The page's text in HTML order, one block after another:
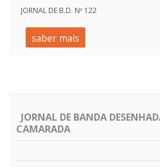
JORNAL DE B.D. Nº 122
saber mais
JORNAL DE BANDA
CAMARADA